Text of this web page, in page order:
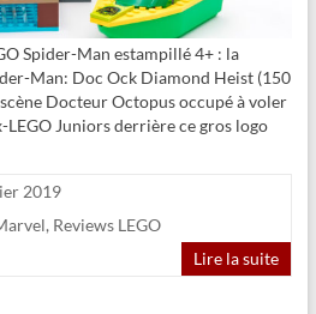
Spider-Man estampillé 4+ : la
Man: Doc Ock Diamond Heist (150
Docteur Octopus occupé à voler
Juniors derrière ce gros logo
2019
, Reviews LEGO
Lire la suite